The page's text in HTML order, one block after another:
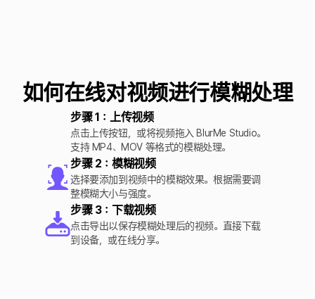
如何在线对视频进行模糊处理
步骤 1：上传视频
点击上传按钮，或将视频拖入 BlurMe Studio。
支持 MP4、MOV 等格式的模糊处理。
步骤 2：模糊视频
选择要添加到视频中的模糊效果。根据需要调
整模糊大小与强度。
步骤 3：下载视频
点击导出以保存模糊处理后的视频。直接下载
到设备，或在线分享。